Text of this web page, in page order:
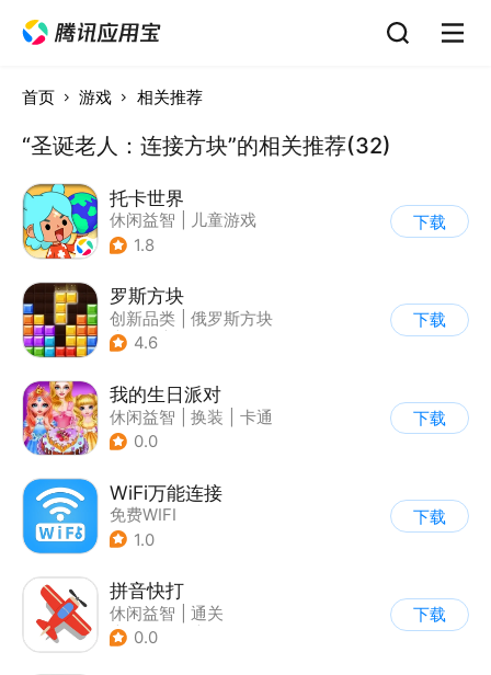
首页 游戏 相关推荐
“圣诞老人：连接方块”的相关推荐(32)
托卡世界
休闲益智
儿童游戏
1.8
下载
罗斯方块
创新品类
俄罗斯方块
| 脑洞
4.6
下载
我的生日派对
休闲益智 换装
卡通
0.0
下载
WiFi万能连接
免费WIFI
1.0
下载
拼音快打
休闲益智
通关
| 学习教育
0.0
下载